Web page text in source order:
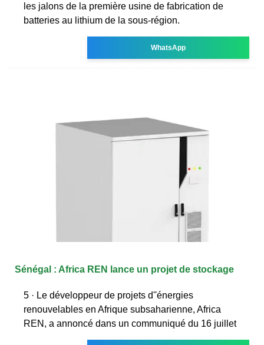
les jalons de la première usine de fabrication de
batteries au lithium de la sous-région.
WhatsApp
Sénégal : Africa REN lance un projet de stockage
5 · Le développeur de projets d''énergies
renouvelables en Afrique subsaharienne, Africa
REN, a annoncé dans un communiqué du 16 juillet